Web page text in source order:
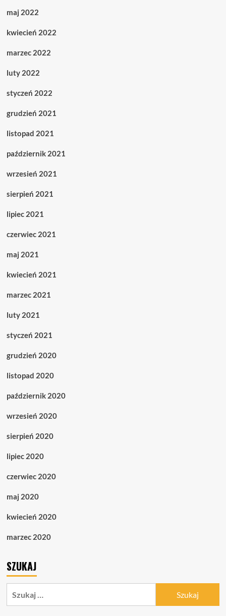
maj 2022
kwiecień 2022
marzec 2022
luty 2022
styczeń 2022
grudzień 2021
listopad 2021
październik 2021
wrzesień 2021
sierpień 2021
lipiec 2021
czerwiec 2021
maj 2021
kwiecień 2021
marzec 2021
luty 2021
styczeń 2021
grudzień 2020
listopad 2020
październik 2020
wrzesień 2020
sierpień 2020
lipiec 2020
czerwiec 2020
maj 2020
kwiecień 2020
marzec 2020
SZUKAJ